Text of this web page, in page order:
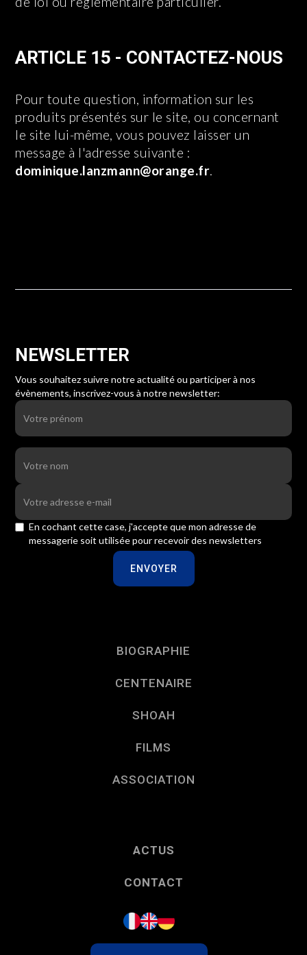
ARTICLE 15 - CONTACTEZ-NOUS
Pour toute question, information sur les
produits présentés sur le site, ou concernant
le site lui-même, vous pouvez laisser un
message à l'adresse suivante :
dominique.lanzmann@orange.fr.
NEWSLETTER
Vous souhaitez suivre notre actualité ou participer à nos
évènements, inscrivez-vous ànotre newsletter:
En cochant cette case, j'accepte que mon adresse de
messagerie soit utilisée pour recevoir des newsletters
BIOGRAPHIE
CENTENAIRE
SHOAH
FILMS
ASSOCIATION
ACTUS
CONTACT